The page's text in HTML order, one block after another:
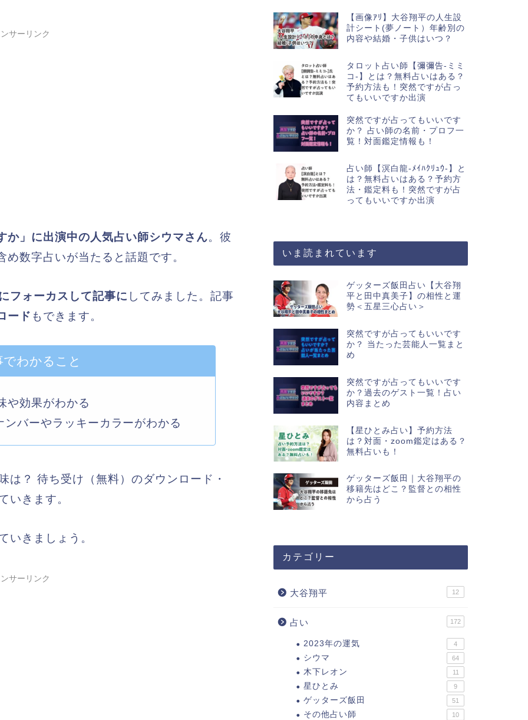
サーリンク
か」に出演中の人気占い師シウマさん。彼
数字占いが当たると話題です。
フォーカスして記事に してみました。記事
ード もできます。
わかること
や効果がわかる
バーやラッキーカラーがわかる
は？ 待ち受け（無料）のダウンロード・
いきます。
いきましょう。
サーリンク
【画像ｱﾘ】大谷翔平の人生設
計シート(夢ノート）年齢別の
内容や結婚・子供はいつ？
タロット占い師【彌彌告-ミミ
コ-】とは？無料占いはある？
予約方法も！突然ですが占っ
てもいいですか出演
突然ですが占ってもいいです
か？ 占い師の名前・プロフ一
覧！対面鑑定情報も！
占い師【溟白龍-ﾒｲﾊｸﾘｭｳ-】と
は？無料占いはある？予約方
法・鑑定料も！突然ですが占
ってもいいですか出演
いま読まれています
ゲッターズ飯田占い【大谷翔
平と田中真美子】の相性と運
勢＜五星三心占い＞
突然ですが占ってもいいです
か？ 当たった芸能人一覧まと
め
突然ですが占ってもいいです
か？過去のゲスト一覧！占い
内容まとめ
【星ひとみ占い】予約方法
は？対面・zoom鑑定はある？
無料占いも！
ゲッターズ飯田｜大谷翔平の
移籍先はどこ？監督との相性
から占う
カテゴリー
大谷翔平 12
占い 172
2023年の運気 4
シウマ 64
木下レオン 11
星ひとみ 9
ゲッターズ飯田 51
その他占い師 10